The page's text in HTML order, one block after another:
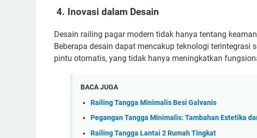
4. Inovasi dalam Desain
Desain railing pagar modern tidak hanya tentang
Beberapa desain dapat mencakup teknologi terintegrasi
pintu otomatis, yang tidak hanya meningkatkan
BACA JUGA
Railing Tangga Minimalis Besi Galvanis
Pegangan Tangga Minimalis: Tambahan Estetika
Railing Tangga Lantai 2 Rumah Tingkat